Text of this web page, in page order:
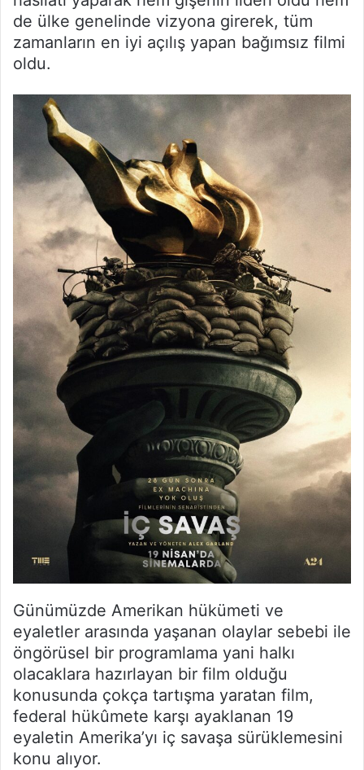
de ülke genelinde vizyona girerek, tüm
zamanların en iyi açılış yapan bağımsız filmi
oldu.
Günümüzde Amerikan hükümeti ve
eyaletler arasında yaşanan olaylar sebebi ile
öngörüsel bir programlama yani halkı
olacaklara hazırlayan bir film olduğu
konusunda çokça tartışma yaratan film,
federal hükûmete karşı ayaklanan 19
eyaletin Amerika’yı iç savaşa sürüklemesini
konu alıyor.